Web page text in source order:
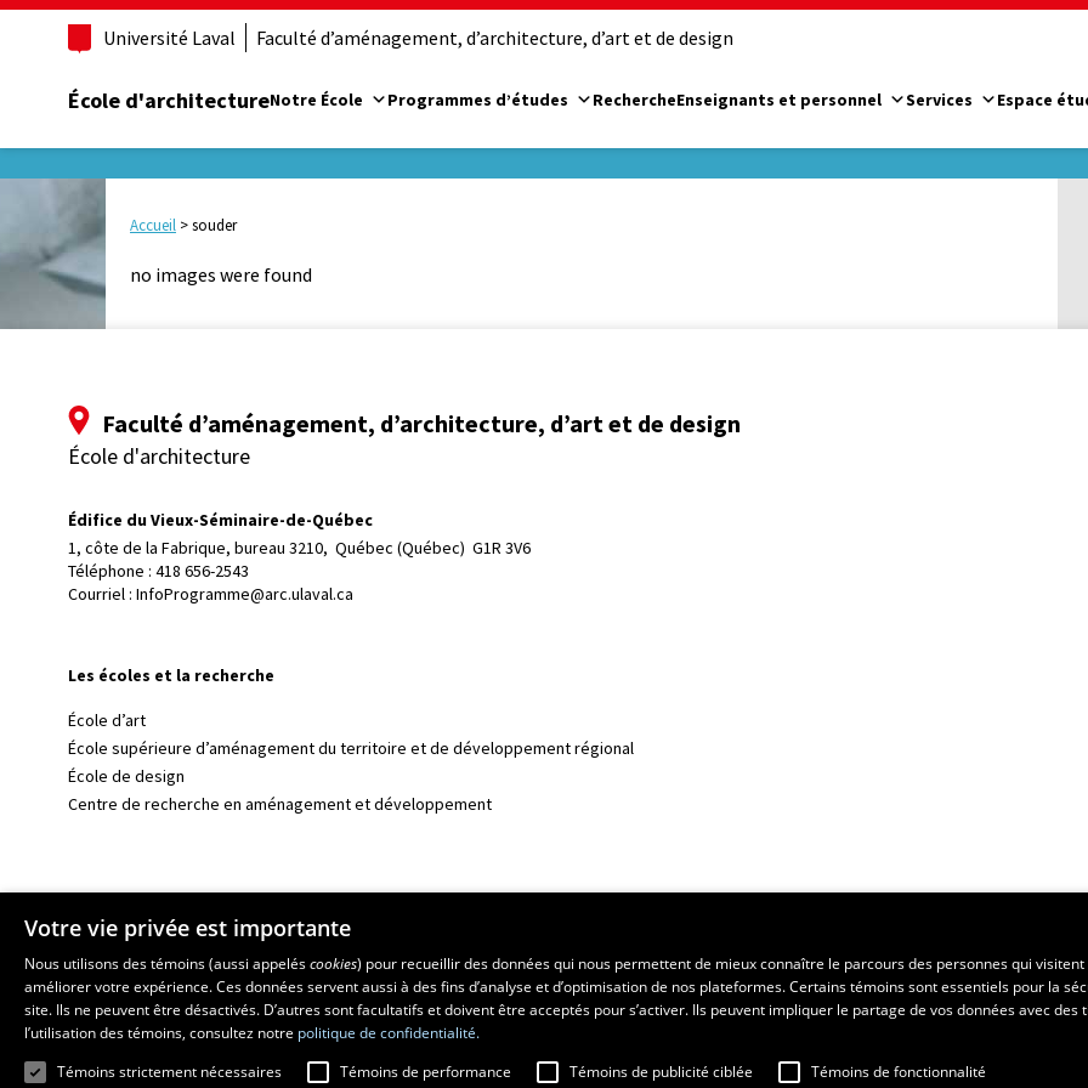
Université Laval Faculté d’aménagement, d’architecture, d’art et de design
École d'architectureNotre École Programmes d’études RechercheEnseignants et personnel Services Espace
Accueil >souder
no images were found
Faculté d’aménagement, d’architecture, d’art et de design
École d'architecture
Édifice du Vieux-Séminaire-de-Québec
1, côte de la Fabrique, bureau 3210, Québec (Québec)  G1R 3V6
Téléphone : 418 656-2543
Courriel : InfoProgramme@arc.ulaval.ca
Les écoles et la recherche
École d’art
École supérieure d’aménagement du territoire et de développement régional
École de design
Centre de recherche en aménagement et développement
Tous droits réservés
Votre vie privée est importante
Nous utilisons des témoins (aussi appeléscookies) pour recueillir des données qui nous permettent de mieux connaître le parcours des personnes qui
améliorer votre expérience. Ces données servent aussi à des fins d’analyse et d’optimisation de nos plateformes. Certains témoins sont essentiels pour la
site. Ils ne peuvent être désactivés. D’autres sont facultatifs et doivent être acceptés pour s’activer. Ils peuvent impliquer le partage de vos données avec des
l’utilisation des témoins, consultez notre politique de confidentialité.
Témoins strictement nécessaires
Témoins de performance Témoins de publicité ciblée Témoins de fonctionnalité